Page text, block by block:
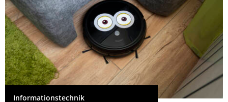
Informationstechnik